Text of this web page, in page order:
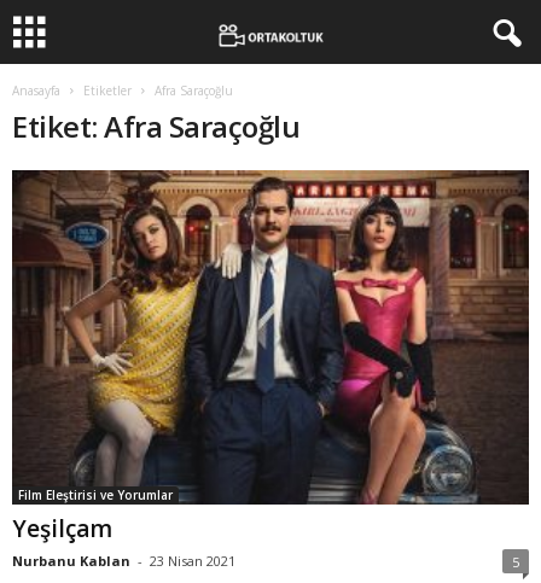
Anasayfa Etiketler Afra Saraçoğlu
Etiket: Afra Saraçoğlu
Film Eleştirisi ve Yorumlar
Yeşilçam
Nurbanu Kablan - 23 Nisan 2021 5